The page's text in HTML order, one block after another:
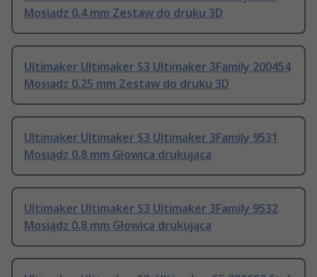
Mosiądz 0.4 mm Zestaw do druku 3D
Ultimaker Ultimaker S3 Ultimaker 3Family 200454
Mosiądz 0.25 mm Zestaw do druku 3D
Ultimaker Ultimaker S3 Ultimaker 3Family 9531
Mosiądz 0.8 mm Głowica drukująca
Ultimaker Ultimaker S3 Ultimaker 3Family 9532
Mosiądz 0.8 mm Głowica drukująca